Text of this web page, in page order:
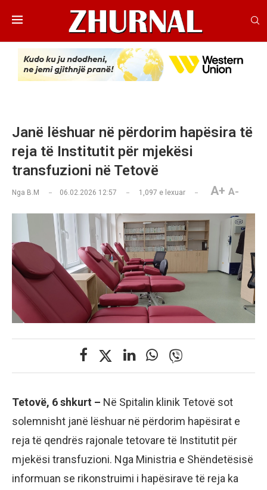
Janë lëshuar në përdorim hapësira të
reja të Institutit për mjekësi
transfuzioni në Tetovë
Nga B.M 06.02.2026 12:57 1,097 e lexuar A+ A-
Tetovë, 6 shkurt – Në Spitalin klinik Tetovë sot
solemnisht janë lëshuar në përdorim hapësirat e
reja të qendrës rajonale tetovare të Institutit për
mjekësi transfuzioni. Nga Ministria e Shëndetësisë
informuan se rikonstruimi i hapësirave të reja ka